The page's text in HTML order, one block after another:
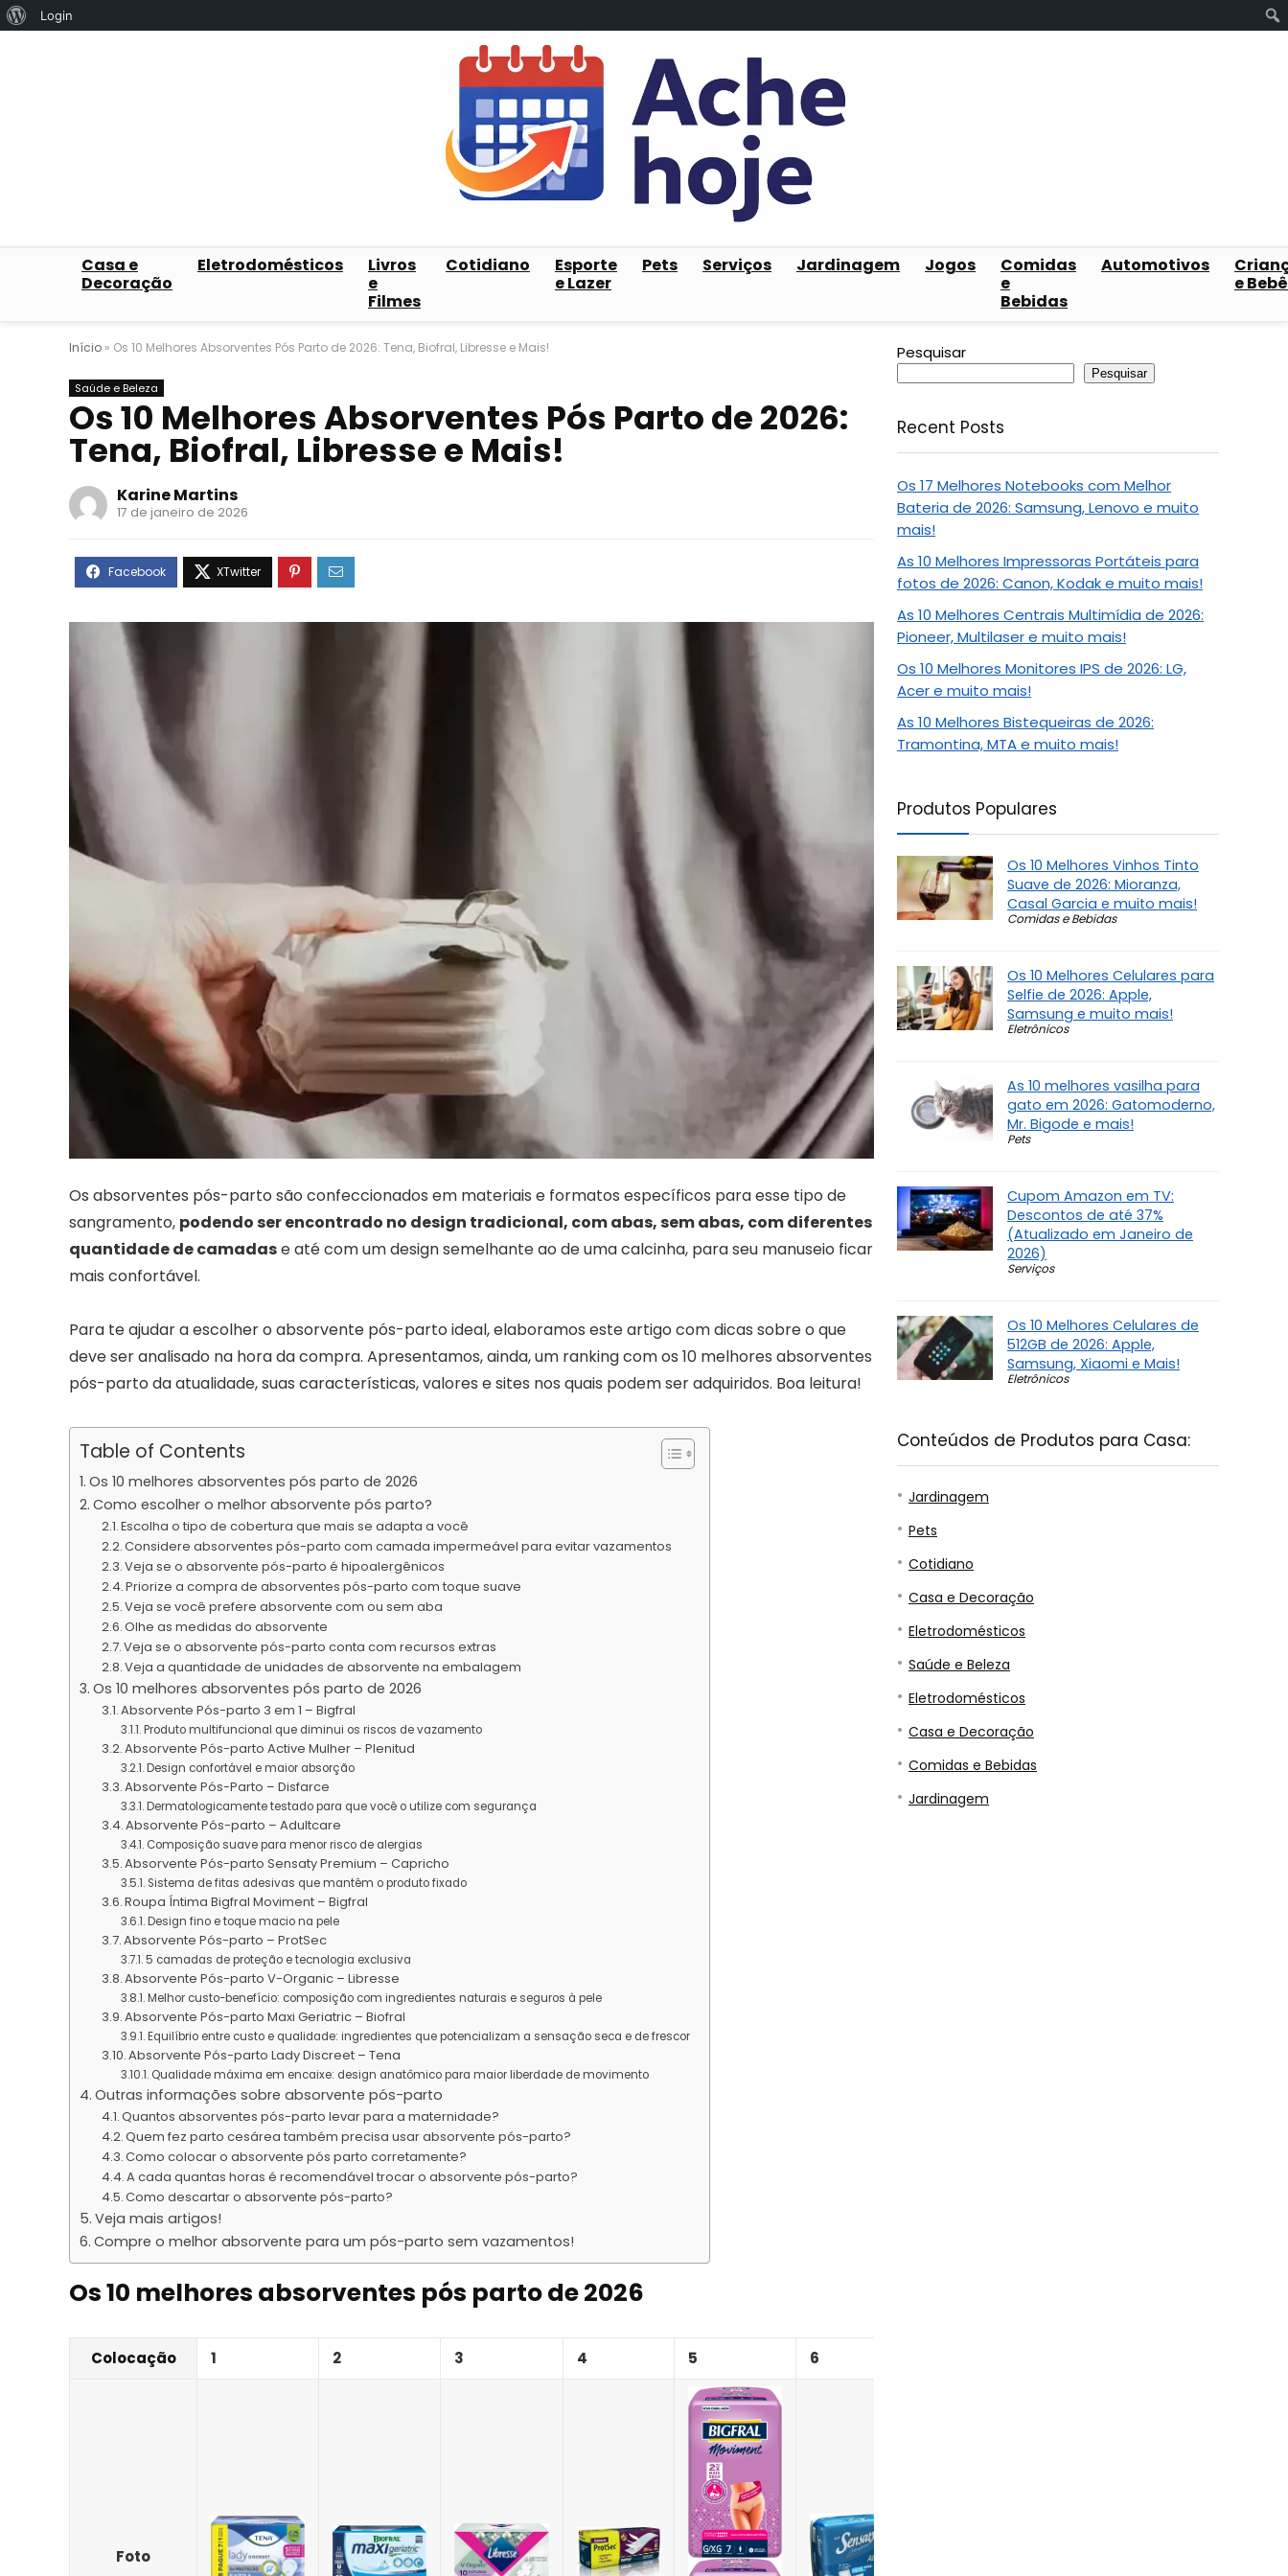
Sobre
Login
Casa e
Decoração
Eletrodomésticos
Livros
e
Filmes
Cotidiano
Esporte
e Lazer
Pets Serviços Jardinagem Jogos
Comidas
e
Bebidas
Automotivos
e
Início » Os 10 Melhores Absorventes Pós Parto de 2026: Tena, Biofral, Libresse e Mais!
Saúde e Beleza
Os 10 Melhores Absorventes Pós Parto de 2026:
Tena, Biofral, Libresse e Mais!
Karine Martins
17 de janeiro de 2026
Os absorventes pós-parto são confeccionados em materiais e formatos específicos para esse tipo de
sangramento, podendo ser encontrado no design tradicional, com abas, sem abas, com diferentes
quantidade de camadase até com um design semelhante ao de uma calcinha, para seu manuseio ficar
mais confortável.
Para te ajudar a escolher o absorvente pós-parto ideal, elaboramos este artigo com dicas sobre o que
deve ser analisado na hora da compra. Apresentamos, ainda, um ranking com os 10 melhores absorventes
pós-parto da atualidade, suas características, valores e sites nos quais podem ser adquiridos. Boa leitura!
Table of Contents
Os 10 melhores absorventes pós parto de 2026
Como escolher o melhor absorvente pós parto?
Escolha o tipo de cobertura que mais se adapta a você
Considere absorventes pós-parto com camada impermeável para evitar vazamentos
Veja se o absorvente pós-parto é hipoalergênicos
Priorize a compra de absorventes pós-parto com toque suave
Veja se você prefere absorvente com ou sem aba
Olhe as medidas do absorvente
Veja se o absorvente pós-parto conta com recursos extras
Veja a quantidade de unidades de absorvente na embalagem
Os 10 melhores absorventes pós parto de 2026
Absorvente Pós-parto 3 em 1 – Bigfral
Produto multifuncional que diminui os riscos de vazamento
Absorvente Pós-parto Active Mulher – Plenitud
Design confortável e maior absorção
Absorvente Pós-Parto – Disfarce
Dermatologicamente testado para que você o utilize com segurança
Absorvente Pós-parto – Adultcare
Composição suave para menor risco de alergias
Absorvente Pós-parto Sensaty Premium – Capricho
Sistema de fitas adesivas que mantêm o produto fixado
Roupa Íntima Bigfral Moviment – Bigfral
Design fino e toque macio na pele
Absorvente Pós-parto – ProtSec
5 camadas de proteção e tecnologia exclusiva
Absorvente Pós-parto V-Organic – Libresse
Melhor custo-benefício: composição com ingredientes naturais e seguros à pele
Absorvente Pós-parto Maxi Geriatric – Biofral
Equilíbrio entre custo e qualidade: ingredientes que potencializam a sensação seca e de frescor
Absorvente Pós-parto Lady Discreet – Tena
Qualidade máxima em encaixe: design anatômico para maior liberdade de movimento
Outras informações sobre absorvente pós-parto
Quantos absorventes pós-parto levar para a maternidade?
Quem fez parto cesárea também precisa usar absorvente pós-parto?
Como colocar o absorvente pós parto corretamente?
A cada quantas horas é recomendável trocar o absorvente pós-parto?
Como descartar o absorvente pós-parto?
Veja mais artigos!
Compre o melhor absorvente para um pós-parto sem vazamentos!
Os 10 melhores absorventes pós parto de 2026
Colocação 1 2 3 4 5 6
Foto
Pesquisar
Pesquisar
Recent Posts
Os 17 Melhores Notebooks com Melhor
Bateria de 2026: Samsung, Lenovo e muito
mais!
As 10 Melhores Impressoras Portáteis para
fotos de 2026: Canon, Kodak e muito mais!
As 10 Melhores Centrais Multimídia de 2026:
Pioneer, Multilaser e muito mais!
Os 10 Melhores Monitores IPS de 2026: LG,
Acer e muito mais!
As 10 Melhores Bistequeiras de 2026:
Tramontina, MTA e muito mais!
Produtos Populares
Os 10 Melhores Vinhos Tinto
Suave de 2026: Mioranza,
Casal Garcia e muito mais!
Comidas e Bebidas
Os 10 Melhores Celulares para
Selfie de 2026: Apple,
Samsung e muito mais!
Eletrônicos
As 10 melhores vasilha para
gato em 2026: Gatomoderno,
Mr. Bigode e mais!
Pets
Cupom Amazon em TV:
Descontos de até 37%
(Atualizado em Janeiro de
2026)
Serviços
Os 10 Melhores Celulares de
512GB de 2026: Apple,
Samsung, Xiaomi e Mais!
Eletrônicos
Conteúdos de Produtos para Casa:
Jardinagem
Pets
Cotidiano
Casa e Decoração
Eletrodomésticos
Saúde e Beleza
Eletrodomésticos
Casa e Decoração
Comidas e Bebidas
Jardinagem